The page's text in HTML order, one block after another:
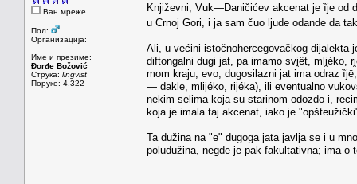
Ван мреже
Пол:
Организација:
Име и презиме:
Đorđe Božović
Струка: lingvist
Поруке: 4.322
Književni, Vuk—Daničićev akcenat je ȉje od
u Crnoj Gori, i ja sam čuo ljude odande da
Ali, u većini istočnohercegovačkog dijalekta
diftongalni dugi jat, pa imamo svi̯ȇt, mli̯éko,
mom kraju, evo, dugosilazni jat ima odraz
— dakle, mlijéko, rijéka), ili eventualno
nekim selima koja su starinom odozdo i,
koja je imala taj akcenat, iako je
Ta dužina na "e" dugoga jata javlja se i u
poludužina, negde je pak fakultativna; ima